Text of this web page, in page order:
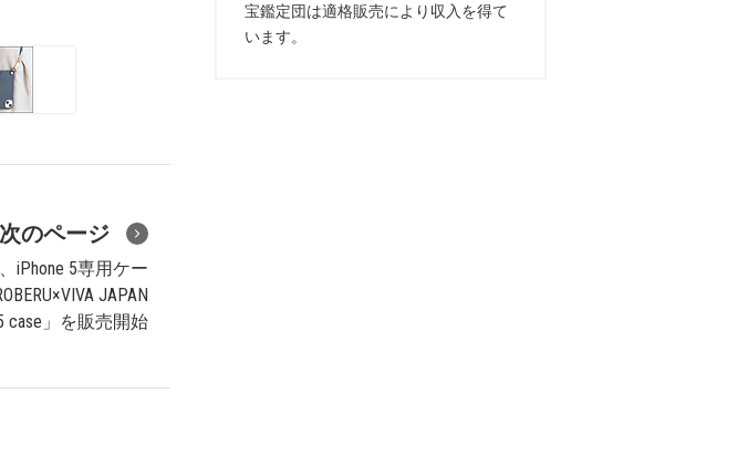
次のページ
iPhone 5専用ケー
JAPAN
case」を販売開始
宝鑑定団は適格販売により収入を得て
います。